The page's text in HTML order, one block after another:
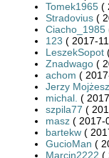
Tomek1965 (
Stradovius (
Ciacho_1985
123 ( 2017-
LeszekSopot
Znadwago (
achom (
Jerzy
michal. (
szpila77 (
masz ( 2017-
bartekw (
GucioMan (
Marcin2222 (